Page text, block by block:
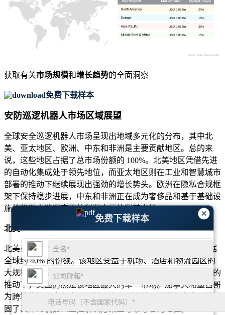
×
免费下载样本
15%
USD 0.03 Bn
38%
USD 0.07 Bn
18%
USD 0.03 Bn
29%
USD 0.05 Bn
获取有关市场规模和增长趋势的全面洞察
免费下载样本
安防巡逻机器人市场区域展望
全球安全巡逻机器人市场呈现出地域多元化的分布，其中北
美、亚太地区、欧洲、中东和非洲是主要贡献地区。总的来
说，这些地区占据了总市场份额的 100%。北美地区凭借先进
的自动化集成处于领先地位，而亚太地区则在工业和智慧城市
部署的推动下继续展现出强劲的增长势头。欧洲在隐私合规框
架下保持稳步进展，中东和非洲正在成为奢侈品和基于基础设
施的机器人巡逻应用的利润丰厚的利基市场。
北美
北美在安全巡逻机器人市场占据主导地位，到 2025 年将占据
全球约 40% 的份额。该地区受益于机场、酒店和物流园区的
大规模商业部署。在关键基础设施和企业设施的自动化需求的
推动下，美国仍然是该地区最大的单一市场。加拿大和墨西哥
为跨境物流安全做出了贡献，增强了该地区的增长潜力，并巩
固了其作为机器人监控解决方案全球领导者的地位。